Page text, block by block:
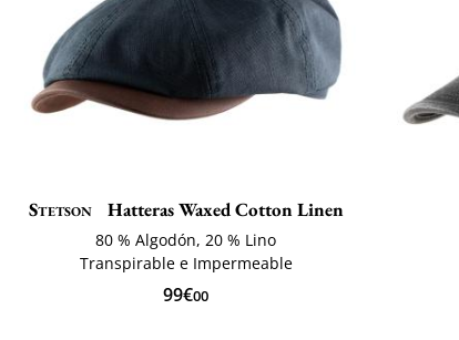
Stetson Hatteras Waxed Cotton Linen
80 % Algodón, 20 % Lino
Transpirable e Impermeable
99€00